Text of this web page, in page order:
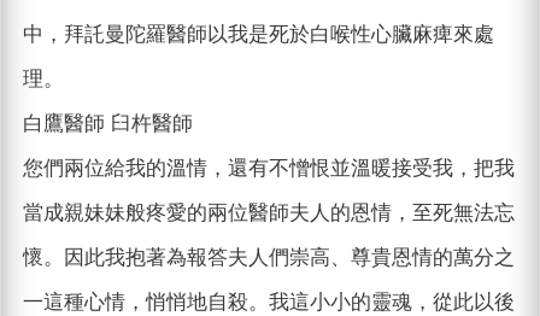
中，拜託曼陀羅醫師以我是死於白喉性心臟麻痺來處
理。
白鷹醫師 臼杵醫師
您們兩位給我的溫情，還有不憎恨並溫暖接受我，把我
當成親妹妹般疼愛的兩位醫師夫人的恩情，至死無法忘
懷。因此我抱著為報答夫人們崇高、尊貴恩情的萬分之
一這種心情，悄悄地自殺。我這小小的靈魂，從此以後